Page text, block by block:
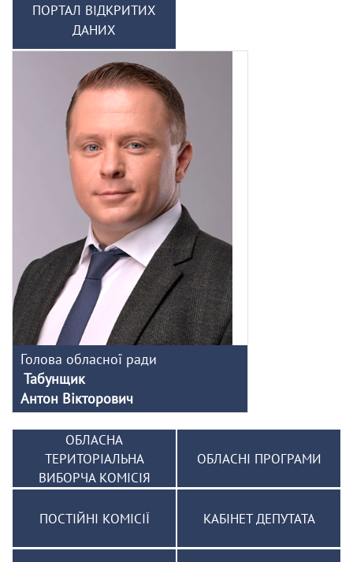
ПОРТАЛ ВІДКРИТИХ
ДАНИХ
Голова обласної ради
Табунщик
Антон Вікторович
ОБЛАСНА
ТЕРИТОРІАЛЬНА
ВИБОРЧА КОМІСІЯ
ОБЛАСНІ ПРОГРАМИ
ПОСТІЙНІ КОМІСІЇ КАБІНЕТ ДЕПУТАТА